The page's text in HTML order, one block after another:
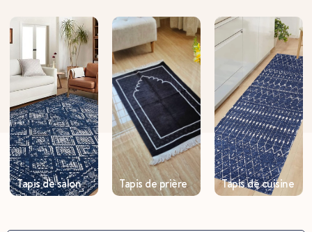
Tapis de salon Tapis de prière Tapis de cuisine